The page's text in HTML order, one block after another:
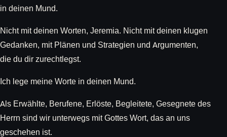
in deinen Mund.
Nicht mit deinen Worten, Jeremia. Nicht mit deinen klugen
Gedanken, mit Plänen und Strategien und Argumenten,
die du dir zurechtlegst.
Ich lege meine Worte in deinen Mund.
Als Erwählte, Berufene, Erlöste, Begleitete, Gesegnete des
Herrn sind wir unterwegs mit Gottes Wort, das an uns
geschehen ist.